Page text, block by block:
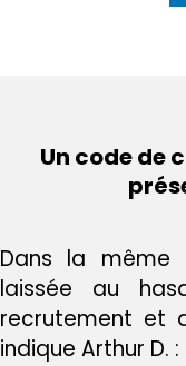
Un code de
Dans la même
laissée au
recrutement et
indique Arthur D. :